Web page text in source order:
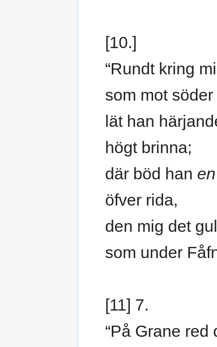
[10.]
“Rundt kring
som mot söder
lät han
högt brinna;
där böd han en
öfver rida,
den mig det
som under
[11] 7.
“På Grane red